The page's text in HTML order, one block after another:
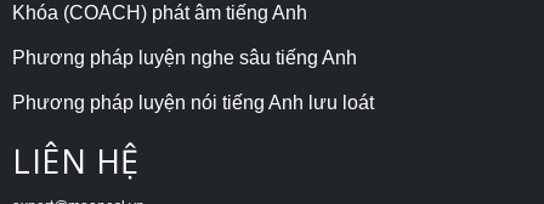
Khóa (COACH) phát âm tiếng Anh
Phương pháp luyện nghe sâu tiếng Anh
Phương pháp luyện nói tiếng Anh lưu loát
LIÊN HỆ